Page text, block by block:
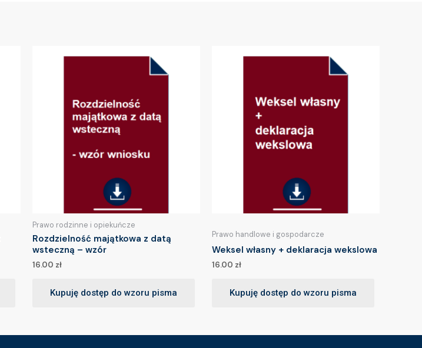
Prawo rodzinne i opiekuńcze
Rozdzielność majątkowa z datą
wsteczną – wzór
16.00 zł
Kupuję dostęp do wzoru pisma
Prawo handlowe i gospodarcze
Weksel własny + deklaracja wekslowa
16.00 zł
Kupuję dostęp do wzoru pisma